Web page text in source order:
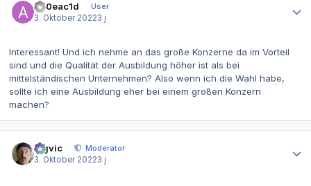
a20eac1d
User
3. Oktober 20223 j
Interessant! Und ich nehme an das große Konzerne da im Vorteil
sind und die Qualität der Ausbildung höher ist als bei
mittelständischen Unternehmen? Also wenn ich die Wahl habe,
sollte ich eine Ausbildung eher bei einem großen Konzern
machen?
bigvic
Moderator
3. Oktober 20223 j